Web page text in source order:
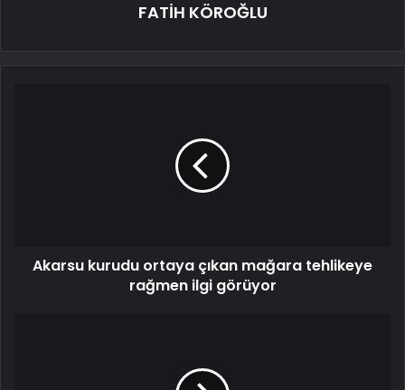
FATİH KÖROĞLU
Akarsu kurudu ortaya çıkan mağara tehlikeye
rağmen ilgi görüyor